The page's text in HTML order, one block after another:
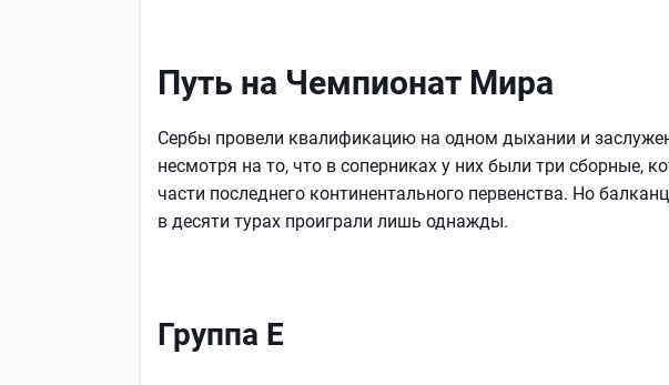
Путь на Чемпионат Мира
Сербы провели квалификацию на одном дыхании и
несмотря на то, что в соперниках у них были три сборные,
части последнего континентального первенства. Но
в десяти турах проиграли лишь однажды.
Группа Е